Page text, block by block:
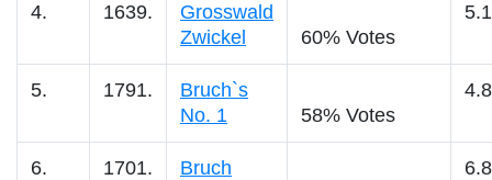
4. 1639.
Grosswald
Zwickel
60% Votes
5.1
5. 1791.
Bruch`s
No. 1
58% Votes
4.8
6. 1701.
Bruch
6.8